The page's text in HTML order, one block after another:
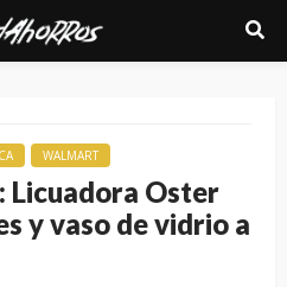
WALMART
Licuadora Oster
y vaso de vidrio a